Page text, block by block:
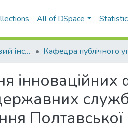
All of DSpace
Навчально-науковий інститут економіки, управління, права та інформаційних технологій
Полтавської